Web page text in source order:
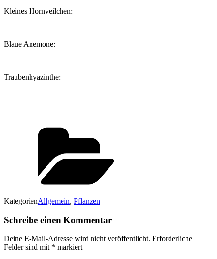
Klei­nes Hornveilchen:
Blaue Ane­mo­ne:
Trau­ben­hya­zin­the:
KategorienAllgemein, Pflanzen
Schreibe einen Kommentar
Deine E-Mail-Adresse wird nicht veröffentlicht. Erforderliche
Felder sind mit * markiert